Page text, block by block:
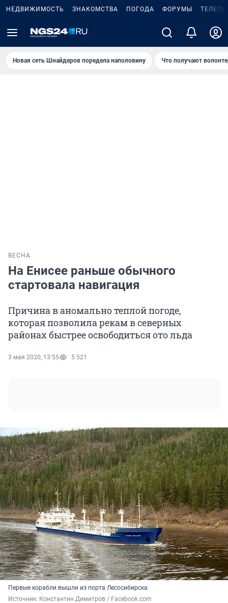
НЕДВИЖИМОСТЬ ЗНАКОМСТВА ПОГОДА ФОРУМЫ
Новая сеть Шнайдеров поредела наполовину Что получают
ВЕСНА
На Енисее раньше обычного
стартовала навигация
Причина в аномально теплой погоде,
которая позволила рекам в северных
районах быстрее освободиться ото льда
3 мая 2020, 13:55 5 521
Первые корабли вышли из порта Лесосибирска
Источник: Константин Димитров / Facebook.com